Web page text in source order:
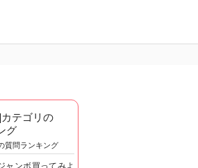
テゴリの
グ
質問ランキング
ャンボ買ってみよ